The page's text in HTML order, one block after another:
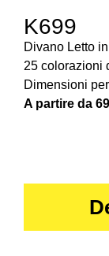
K699
Divano Letto
25 colorazioni
Dimensioni
A partire da